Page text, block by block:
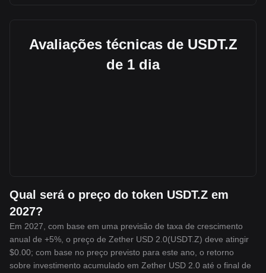
Avaliações técnicas de USDT.Z
de 1 dia
Qual será o preço do token USDT.Z em
2027?
Em 2027, com base em uma previsão de taxa de crescimento
anual de +5%, o preço de Zether USD 2.0(USDT.Z) deve atingir
$0.00; com base no preço previsto para este ano, o retorno
sobre investimento acumulado em Zether USD 2.0 até o final de